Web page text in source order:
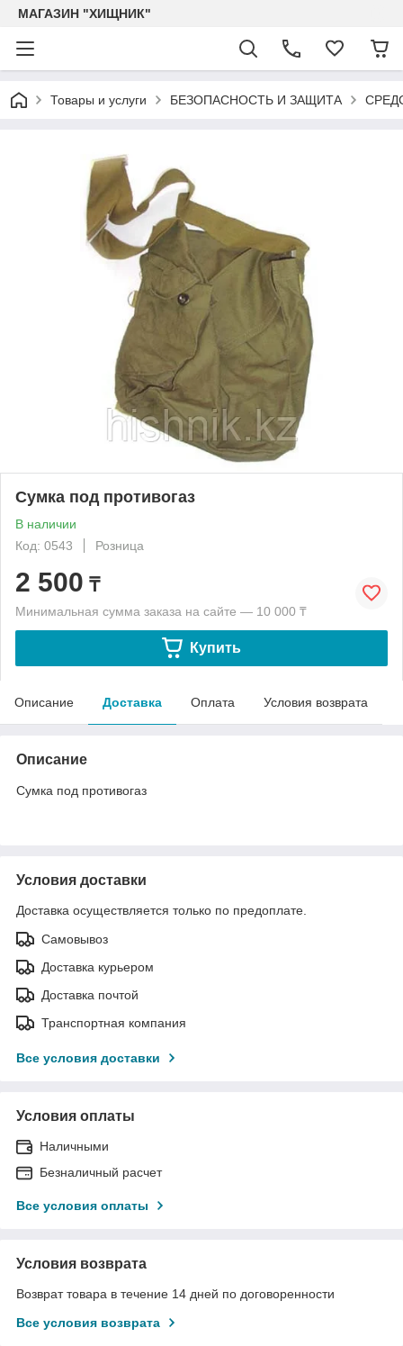
МАГАЗИН "ХИЩНИК"
Товары и услуги БЕЗОПАСНОСТЬ И ЗАЩИТА
Сумка под противогаз
В наличии
Код: 0543
Розница
2 500 ₸
Минимальная сумма заказа на сайте — 10 000 ₸
Купить
Описание Доставка Оплата Условия возврата
Описание
Сумка под противогаз
Условия доставки
Доставка осуществляется только по предоплате.
Самовывоз
Доставка курьером
Доставка почтой
Транспортная компания
Все условия доставки
Условия оплаты
Наличными
Безналичный расчет
Все условия оплаты
Условия возврата
Возврат товара в течение 14 дней по договоренности
Все условия возврата